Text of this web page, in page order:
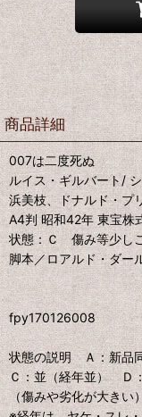
商品詳細
007は二度死ぬ
ルイス・ギルバート/
浜美枝、ドナルド・プ
A4判 昭和42年 東宝
状態：Ｃ 傷み等少し
脚本／ロアルド・ダー
fpy170126008
状態の説明 Ａ：新品
Ｃ：並（経年並） Ｄ
（傷みや劣化が大き